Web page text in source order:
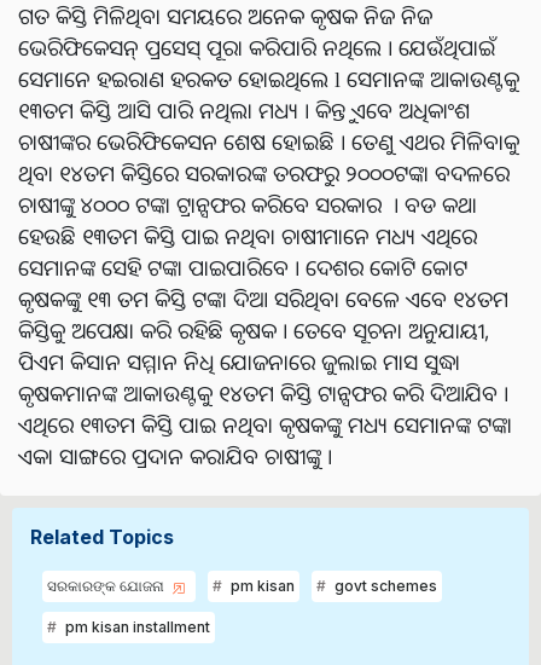
ଗତ କିସ୍ତି ମିଳିଥିବା ସମୟରେ ଅନେକ କୃଷକ ନିଜ ନିଜ
ଭେରିଫିକେସନ୍ ପ୍ରସେସ୍ ପୂରା କରିପାରି ନଥିଲେ । ଯେଉଁଥିପାଇଁ
ସେମାନେ ହଇରାଣ ହରକତ ହୋଇଥିଲେ l ସେମାନଙ୍କ ଆକାଉଣ୍ଟକୁ
୧୩ତମ କିସ୍ତି ଆସି ପାରି ନଥିଲା ମଧ୍ୟ । କିନ୍ତୁ ଏବେ ଅଧିକାଂଶ
ଚାଷୀଙ୍କର ଭେରିଫିକେସନ ଶେଷ ହୋଇଛି । ତେଣୁ ଏଥର ମିଳିବାକୁ
ଥିବା ୧୪ତମ କିସ୍ତିରେ ସରକାରଙ୍କ ତରଫରୁ ୨୦୦୦ଟଙ୍କା ବଦଳରେ
ଚାଷୀଙ୍କୁ ୪୦୦୦ ଟଙ୍କା ଟ୍ରାନ୍ସଫର କରିବେ ସରକାର । ବଡ କଥା
ହେଉଛି ୧୩ତମ କିସ୍ତି ପାଇ ନଥିବା ଚାଷୀମାନେ ମଧ୍ୟ ଏଥିରେ
ସେମାନଙ୍କ ସେହି ଟଙ୍କା ପାଇପାରିବେ । ଦେଶର କୋଟି କୋଟ
କୃଷକଙ୍କୁ ୧୩ ତମ କିସ୍ତି ଟଙ୍କା ଦିଆ ସରିଥିବା ବେଳେ ଏବେ ୧୪ତମ
କିସ୍ତିକୁ ଅପେକ୍ଷା କରି ରହିଛି କୃଷକ । ତେବେ ସୂଚନା ଅନୁଯାୟୀ,
ପିଏମ କିସାନ ସମ୍ମାନ ନିଧି ଯୋଜନାରେ ଜୁଲାଇ ମାସ ସୁଦ୍ଧା
କୃଷକମାନଙ୍କ ଆକାଉଣ୍ଟକୁ ୧୪ତମ କିସ୍ତି ଟାନ୍ସଫର କରି ଦିଆଯିବ ।
ଏଥିରେ ୧୩ତମ କିସ୍ତି ପାଇ ନଥିବା କୃଷକଙ୍କୁ ମଧ୍ୟ ସେମାନଙ୍କ ଟଙ୍କା
ଏକା ସାଙ୍ଗରେ ପ୍ରଦାନ କରାଯିବ ଚାଷୀଙ୍କୁ ।
Related Topics
ସରକାରଙ୍କ ଯୋଜନା pm kisan govt schemes
pm kisan installment